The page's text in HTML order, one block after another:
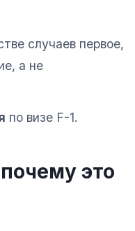
случаев первое,
а не
по визе F-1.
это